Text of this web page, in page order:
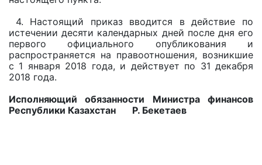
4. Настоящий приказ вводится в действие по
истечении десяти календарных дней после дня его
первого официального опубликования и
распространяется на правоотношения, возникшие
с 1 января 2018 года, и действует по 31 декабря
2018 года.
Исполняющий обязанности Министра финансов
Республики Казахстан Р. Бекетаев